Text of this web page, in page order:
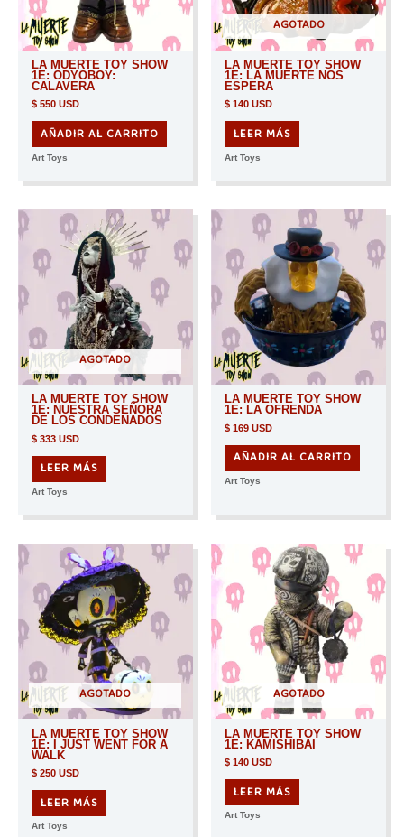
LA MUERTE TOY SHOW
1E: ODYOBOY:
CALAVERA
$550 USD
AÑADIR AL CARRITO
Art Toys
AGOTADO
LA MUERTE TOY SHOW
1E: LA MUERTE NOS
ESPERA
$ 140 USD
LEER MÁS
Art Toys
AGOTADO
LA MUERTE TOY SHOW
1E: NUESTRA SEÑORA
DE LOS CONDENADOS
$333 USD
LEER MÁS
Art Toys
LA MUERTE TOY SHOW
1E: LA OFRENDA
$ 169 USD
AÑADIR AL CARRITO
Art Toys
AGOTADO
LA MUERTE TOY SHOW
1E: I JUST WENT FOR A
WALK
$250 USD
LEER MÁS
Art Toys
AGOTADO
LA MUERTE TOY SHOW
1E: KAMISHIBAI
$ 140 USD
LEER MÁS
Art Toys